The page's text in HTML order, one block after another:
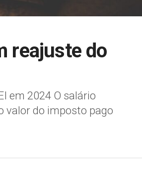
reajuste do
em 2024 O salário
valor do imposto pago